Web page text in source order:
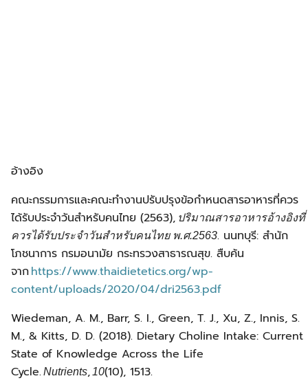
อ้างอิง
คณะกรรมการและคณะทำงานปรับปรุงข้อกำหนดสารอาหารที่ควร
ได้รับประจำวันสำหรับคนไทย (2563), ปริมาณสารอาหารอ้างอิงที่
ควรได้รับประจำวันสำหรับคนไทย พ.ศ.2563. นนทบุรี: สำนัก
โภชนาการ กรมอนามัย กระทรวงสาธารณสุข. สืบค้น
จากhttps://www.thaidietetics.org/wp-
content/uploads/2020/04/dri2563.pdf
Wiedeman, A. M., Barr, S. I., Green, T. J., Xu, Z., Innis, S.
M., & Kitts, D. D. (2018). Dietary Choline Intake: Current
State of Knowledge Across the Life
Cycle.Nutrients, 10(10), 1513.